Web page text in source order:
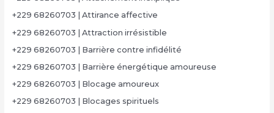
+229 68260703 | Attirance affective
+229 68260703 | Attraction irrésistible
+229 68260703 | Barrière contre infidélité
+229 68260703 | Barrière énergétique amoureuse
+229 68260703 | Blocage amoureux
+229 68260703 | Blocages spirituels